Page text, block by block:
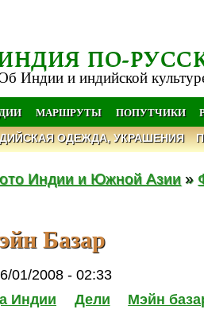
ПО-
Индии и индийской
МАРШРУТЫ ПОПУТЧИКИ
ОДЕЖДА, УКРАШЕНИЯ
Индии и Южной Азии »
Базар
01/2008 - 02:33
Индии Дели Мэйн